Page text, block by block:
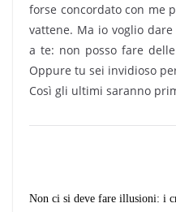
forse concordato con me
vattene. Ma io voglio
a te: non posso fare
Oppure tu sei invidioso
Così gli ultimi saranno
Non ci si deve fare illusioni: i